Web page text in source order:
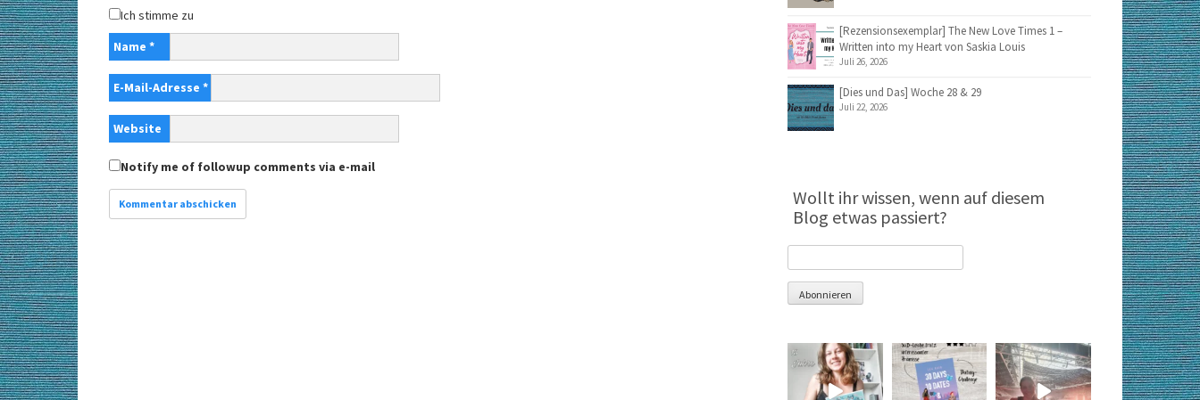
Ich stimme zu
Name *
E-Mail-Adresse *
Website
Notify me of followup comments via e-mail
[Rezensionsexemplar] The New Love Times 1 –
Written into my Heart von Saskia Louis
Juli 26, 2026
[Dies und Das] Woche 28 & 29
Juli 22, 2026
Wollt ihr wissen, wenn auf diesem
Blog etwas passiert?